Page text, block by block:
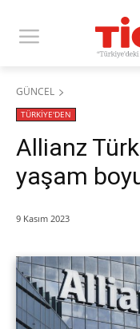
GÜNCEL
TÜRKİYE'DEN
Allianz
yaşam
9 Kasım 2023